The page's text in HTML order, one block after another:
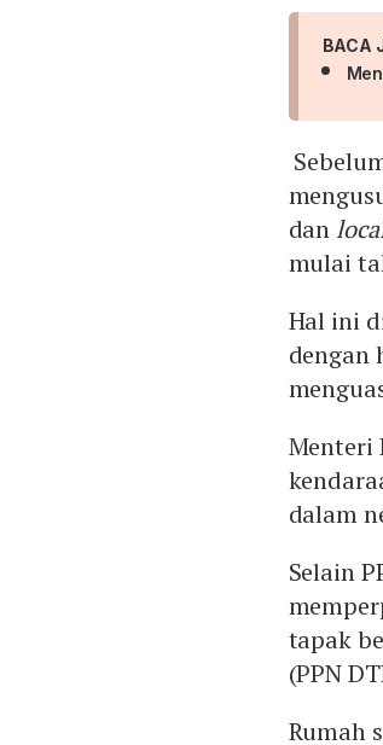
BACA
dan
mulai
Hal ini
dengan
Menteri
dalam
Selain
tapak
(PPN
Rumah